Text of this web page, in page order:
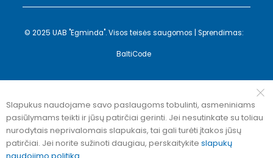
© 2025 UAB "Egminda". Visos teisės saugomos | Sprendimas:
BaltiCode
Slapukus naudojame savo paslaugoms tobulinti, asmeniniams
pasiūlymams teikti ir jūsų patirčiai gerinti. Jei nesutinkate su toliau
nurodytais neprivalomais slapukais, tai gali turėti įtakos jūsų
patirčiai. Jei norite sužinoti daugiau, perskaitykite slapukų